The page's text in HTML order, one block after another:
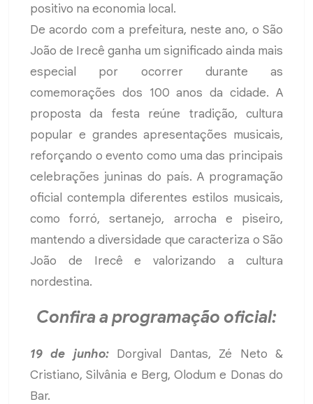
positivo na economia local.
De acordo com a prefeitura, neste ano, o São
João de Irecê ganha um significado ainda mais
especial por ocorrer durante as
comemorações dos 100 anos da cidade. A
proposta da festa reúne tradição, cultura
popular e grandes apresentações musicais,
reforçando o evento como uma das principais
celebrações juninas do país. A programação
oficial contempla diferentes estilos musicais,
como forró, sertanejo, arrocha e piseiro,
mantendo a diversidade que caracteriza o São
João de Irecê e valorizando a cultura
nordestina.
Confira a programação oficial:
19 de junho:Dorgival Dantas, Zé Neto &
Cristiano, Silvânia e Berg, Olodum e Donas do
Bar.